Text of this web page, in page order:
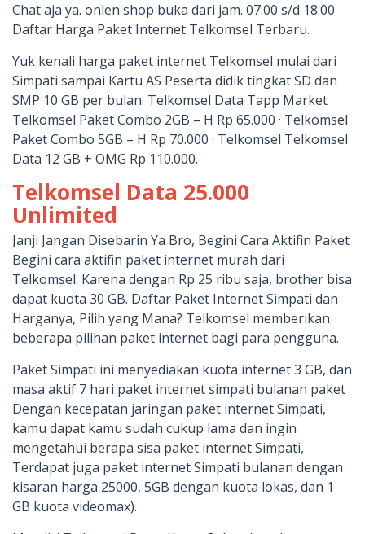
Chat aja ya. onlen shop buka dari jam. 07.00 s/d 18.00
Daftar Harga Paket Internet Telkomsel Terbaru.
Yuk kenali harga paket internet Telkomsel mulai dari
Simpati sampai Kartu AS Peserta didik tingkat SD dan
SMP 10 GB per bulan. Telkomsel Data Tapp Market
Telkomsel Paket Combo 2GB – H Rp 65.000 · Telkomsel
Paket Combo 5GB – H Rp 70.000 · Telkomsel Telkomsel
Data 12 GB + OMG Rp 110.000.
Telkomsel Data 25.000
Unlimited
Janji Jangan Disebarin Ya Bro, Begini Cara Aktifin Paket
Begini cara aktifin paket internet murah dari
Telkomsel. Karena dengan Rp 25 ribu saja, brother bisa
dapat kuota 30 GB. Daftar Paket Internet Simpati dan
Harganya, Pilih yang Mana? Telkomsel memberikan
beberapa pilihan paket internet bagi para pengguna.
Paket Simpati ini menyediakan kuota internet 3 GB, dan
masa aktif 7 hari paket internet simpati bulanan paket
Dengan kecepatan jaringan paket internet Simpati,
kamu dapat kamu sudah cukup lama dan ingin
mengetahui berapa sisa paket internet Simpati,
Terdapat juga paket internet Simpati bulanan dengan
kisaran harga 25000, 5GB dengan kuota lokas, dan 1
GB kuota videomax).